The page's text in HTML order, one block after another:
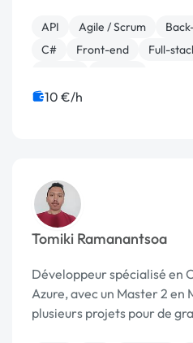
une expertise solide en
API Agile / Scrum
C#
Front-end Full-
10 €/h
Tomiki Ramanantsoa
Développeur spécialisé en
Azure, avec un Master 2 en
plusieurs projets pour de